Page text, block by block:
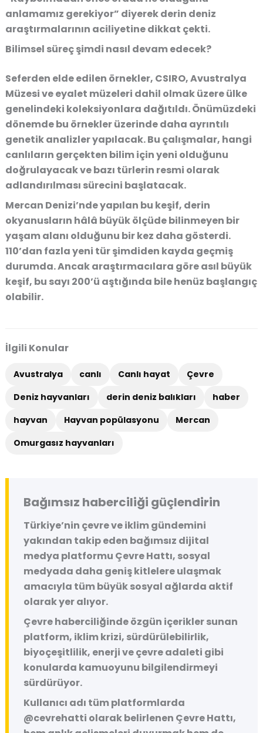
anlamamız gerekiyor” diyerek derin deniz
araştırmalarının aciliyetine dikkat çekti.
Bilimsel süreç şimdi nasıl devam edecek?
Seferden elde edilen örnekler, CSIRO, Avustralya
Müzesi ve eyalet müzeleri dahil olmak üzere ülke
genelindeki koleksiyonlara dağıtıldı. Önümüzdeki
dönemde bu örnekler üzerinde daha ayrıntılı
genetik analizler yapılacak. Bu çalışmalar, hangi
canlıların gerçekten bilim için yeni olduğunu
doğrulayacak ve bazı türlerin resmi olarak
adlandırılması sürecini başlatacak.
Mercan Denizi’nde yapılan bu keşif, derin
okyanusların hâlâ büyük ölçüde bilinmeyen bir
yaşam alanı olduğunu bir kez daha gösterdi.
110’dan fazla yeni tür şimdiden kayda geçmiş
durumda. Ancak araştırmacılara göre asıl büyük
keşif, bu sayı 200’ü aştığında bile henüz başlangıç
olabilir.
İlgili Konular
Avustralya canlı Canlı hayat
Çevre
Deniz hayvanları
derin deniz balıkları
haber
hayvan
Hayvan popülasyonu
Mercan
Omurgasız hayvanları
Bağımsız haberciliği güçlendirin
Türkiye’nin çevre ve iklim gündemini
yakından takip eden bağımsız dijital
medya platformu Çevre Hattı, sosyal
medyada daha geniş kitlelere ulaşmak
amacıyla tüm büyük sosyal ağlarda aktif
olarak yer alıyor.
Çevre haberciliğinde özgün içerikler sunan
platform, iklim krizi, sürdürülebilirlik,
biyoçeşitlilik, enerji ve çevre adaleti gibi
konularda kamuoyunu bilgilendirmeyi
sürdürüyor.
Kullanıcı adı tüm platformlarda
@cevrehatti olarak belirlenen Çevre Hattı,